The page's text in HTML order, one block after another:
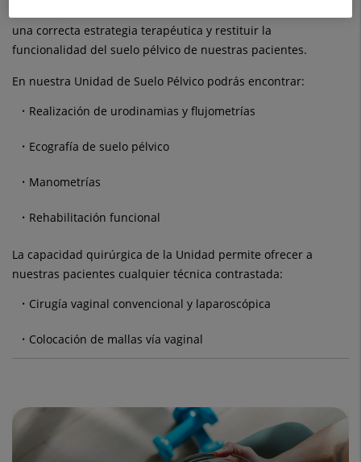
una correcta estrategia terapéutica y restituir la
funcionalidad del suelo pélvico de nuestras pacientes.
En nuestra Unidad de Suelo Pélvico podrás encontrar:
Realización de urodinamias y flujometrías
Ecografía de suelo pélvico
Manometrías
Rehabilitación funcional
La capacidad quirúrgica de la Unidad permite ofrecer a
nuestras pacientes cualquier técnica contrastada:
Cirugía vaginal convencional y laparoscópica
Colocación de mallas vía vaginal